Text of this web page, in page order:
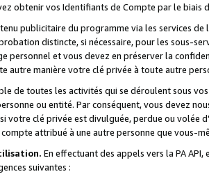
obtenir vos Identifiants de Compte par le biais
publicitaire du programme via les services
distincte, si nécessaire, pour les sous-
personnel et vous devez en préserver la
autre manière votre clé privée à toute autre
de toutes les activités qui se déroulent sous
ou entité. Par conséquent, vous devez
votre clé privée est divulguée, perdue ou volée
attribué à une autre personne que vous-
En effectuant des appels vers la PA
suivantes :